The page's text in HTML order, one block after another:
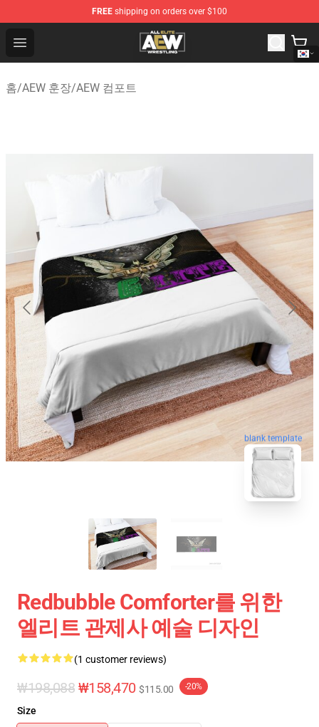
FREE shipping on orders over $100
Open menu
Aew Shop ⚡️ Official Aew Merchandise Store
홈/AEW 훈장/AEW 컴포트
blank template
Redbubble Comforter를 위한
엘리트 관제사 예술 디자인
(1 customer reviews)
₩198,088 ₩158,470 $115.00 -20%
Size